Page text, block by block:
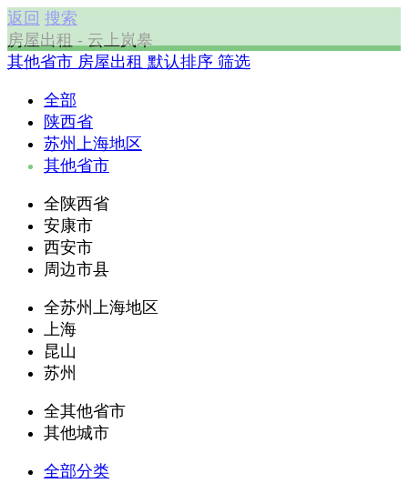
返回 搜索
房屋出租 - 云上岚皋
其他省市 房屋出租 默认排序 筛选
全部
陕西省
苏州上海地区
其他省市
全陕西省
安康市
西安市
周边市县
全苏州上海地区
上海
昆山
苏州
全其他省市
其他城市
全部分类